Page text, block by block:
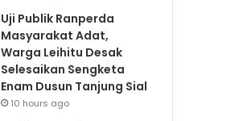
Uji Publik Ranperda
Masyarakat Adat,
Warga Leihitu Desak
Selesaikan Sengketa
Enam Dusun Tanjung Sial
10 hours ago